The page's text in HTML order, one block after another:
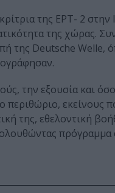
της ΕΡΤ- 2
της χώρας.
της Deutsche Welle,
την εξουσία και
εκείνους
της, εθελοντική